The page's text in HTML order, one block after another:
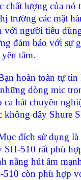
chất lượng của nó
trường các mặt
với người tiêu
đảm bảo với sự
yên tâm.
hoàn toàn tự tin
dòng mic
ca hát chuyên
không dây Shure
đích sử dụng là
SH-510 rất phù
năng hút âm
510 còn phù hợp